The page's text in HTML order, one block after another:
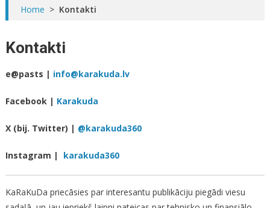
Home > Kontakti
Kontakti
e@pasts | info@karakuda.lv
Facebook | Karakuda
X (bij. Twitter) | @karakuda360
Instagram | karakuda360
KaRaKuDa priecāsies par interesantu publikāciju piegādi viesu